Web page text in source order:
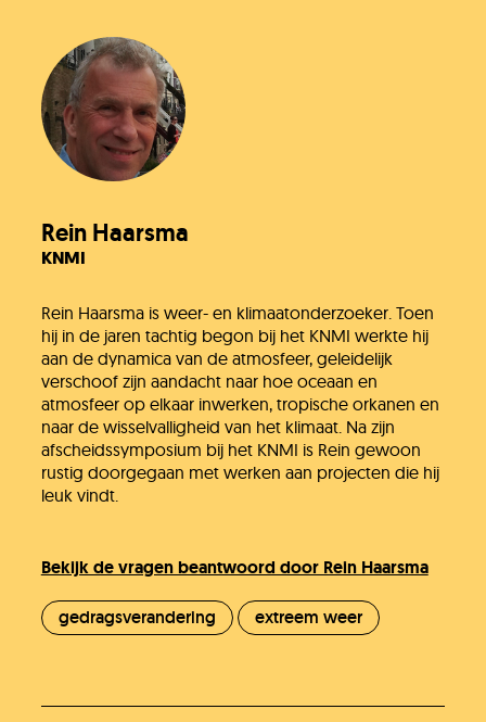
Rein Haarsma
KNMI
Rein Haarsma is weer- en klimaatonderzoeker. Toen
hij in de jaren tachtig begon bij het KNMI werkte hij
aan de dynamica van de atmosfeer, geleidelijk
verschoof zijn aandacht naar hoe oceaan en
atmosfeer op elkaar inwerken, tropische orkanen en
naar de wisselvalligheid van het klimaat. Na zijn
afscheidssymposium bij het KNMI is Rein gewoon
rustig doorgegaan met werken aan projecten die hij
leuk vindt.
Bekijk de vragen beantwoord door Rein Haarsma
gedragsverandering extreem weer